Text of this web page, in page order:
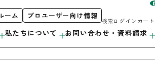
私たちについて お問い合わせ・資料請求
ーム プロユーザー向け情報
検索ログインカート